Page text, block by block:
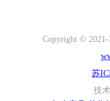
Copyright ©
苏
技